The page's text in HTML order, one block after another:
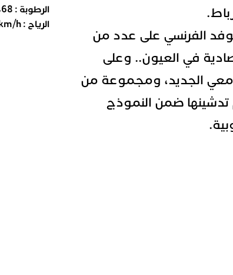
الفرنسي على عدد من
في العيون.. وعلى
الجديد، ومجموعة من
تدشينها ضمن النموذج
الرطوبة : 68
الرياح :h